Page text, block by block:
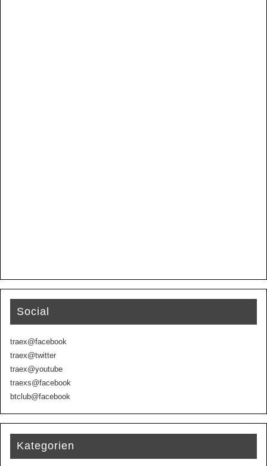
Social
traex@facebook
traex@twitter
traex@youtube
traexs@facebook
btclub@facebook
Kategorien